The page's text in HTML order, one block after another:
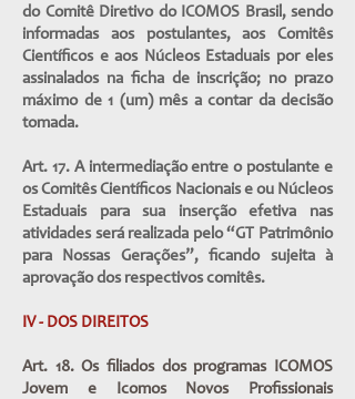
do Comitê Diretivo do ICOMOS Brasil, sendo
informadas aos postulantes, aos Comitês
Científicos e aos Núcleos Estaduais por eles
assinalados na ficha de inscrição; no prazo
máximo de 1 (um) mês a contar da decisão
tomada.
Art. 17. A intermediação entre o postulante e
os Comitês Científicos Nacionais e ou Núcleos
Estaduais para sua inserção efetiva nas
atividades será realizada pelo “GT Patrimônio
para Nossas Gerações”, ficando sujeita à
aprovação dos respectivos comitês.
IV - DOS DIREITOS
Art. 18. Os filiados dos programas ICOMOS
Jovem e Icomos Novos Profissionais